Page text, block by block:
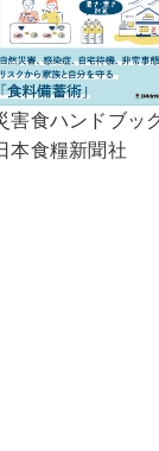
害食ハンドブッ
本食糧新聞社